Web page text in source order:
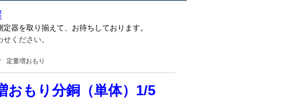
器を取り揃えて、お待ちしております。
ください。
定量増おもり
おもり分銅（単体）1/5